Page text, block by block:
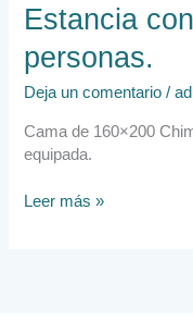
Estancia
personas.​
Deja un comentario /
Cama de 160×200
equipada.
Leer más »